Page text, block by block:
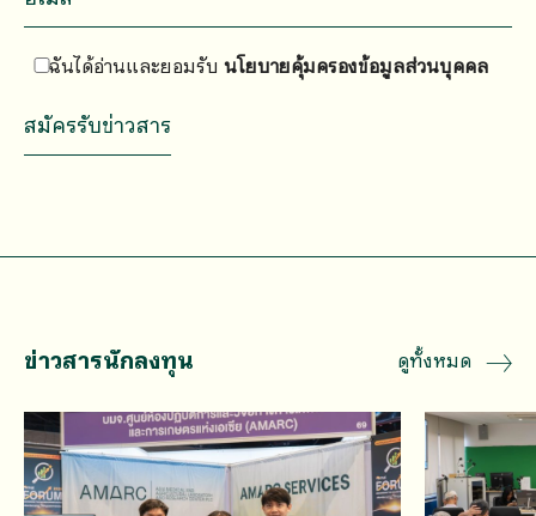
ฉันได้อ่านและยอมรับนโยบายคุ้มครองข้อมูลส่วนบุคคล
ข่าวสารนักลงทุน ดูทั้งหมด